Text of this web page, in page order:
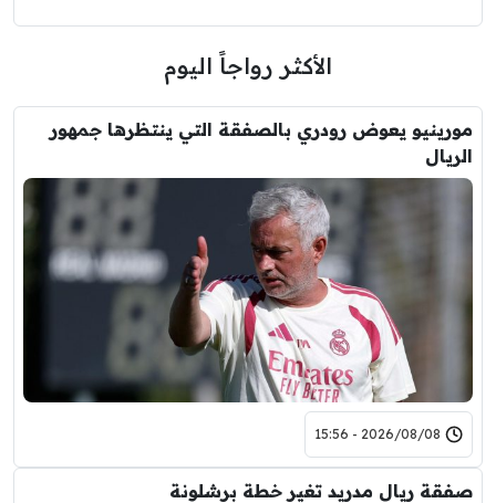
الأكثر رواجاً اليوم
مورينيو يعوض رودري بالصفقة التي ينتظرها جمهور
الريال
2026/08/08 - 15:56
صفقة ريال مدريد تغير خطة برشلونة